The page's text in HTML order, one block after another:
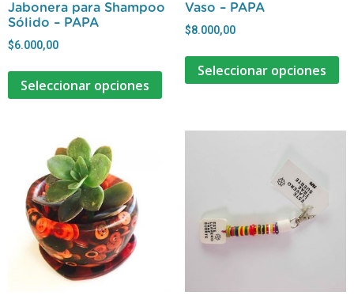
Jabonera para Shampoo
Sólido – PAPA
$6.000,00
Seleccionar opciones
Vaso – PAPA
$8.000,00
Seleccionar opciones